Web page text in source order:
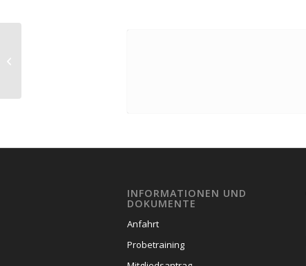
INFORMATIONEN UND
DOKUMENTE
Anfahrt
Probetraining